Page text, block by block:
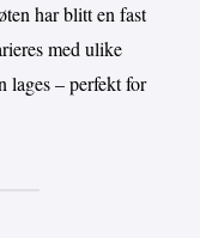
har blitt en fast
med ulike
lages – perfekt for